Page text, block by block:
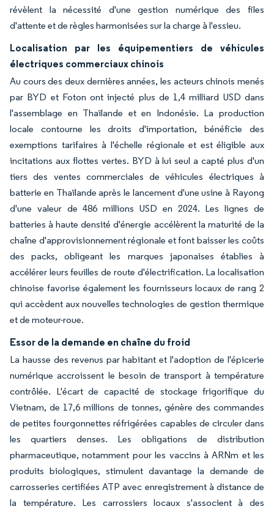
révèlent la nécessité d'une gestion numérique des files
d'attente et de règles harmonisées sur la charge à l'essieu.
Localisation par les équipementiers de véhicules
électriques commerciaux chinois
Au cours des deux dernières années, les acteurs chinois menés
par BYD et Foton ont injecté plus de 1,4 milliard USD dans
l'assemblage en Thaïlande et en Indonésie. La production
locale contourne les droits d'importation, bénéficie des
exemptions tarifaires à l'échelle régionale et est éligible aux
incitations aux flottes vertes. BYD à lui seul a capté plus d'un
tiers des ventes commerciales de véhicules électriques à
batterie en Thaïlande après le lancement d'une usine à Rayong
d'une valeur de 486 millions USD en 2024. Les lignes de
batteries à haute densité d'énergie accélèrent la maturité de la
chaîne d'approvisionnement régionale et font baisser les coûts
des packs, obligeant les marques japonaises établies à
accélérer leurs feuilles de route d'électrification. La localisation
chinoise favorise également les fournisseurs locaux de rang 2
qui accèdent aux nouvelles technologies de gestion thermique
et de moteur-roue.
Essor de la demande en chaîne du froid
La hausse des revenus par habitant et l'adoption de l'épicerie
numérique accroissent le besoin de transport à température
contrôlée. L'écart de capacité de stockage frigorifique du
Vietnam, de 17,6 millions de tonnes, génère des commandes
de petites fourgonnettes réfrigérées capables de circuler dans
les quartiers denses. Les obligations de distribution
pharmaceutique, notamment pour les vaccins à ARNm et les
produits biologiques, stimulent davantage la demande de
carrosseries certifiées ATP avec enregistrement à distance de
la température. Les carrossiers locaux s'associent à des